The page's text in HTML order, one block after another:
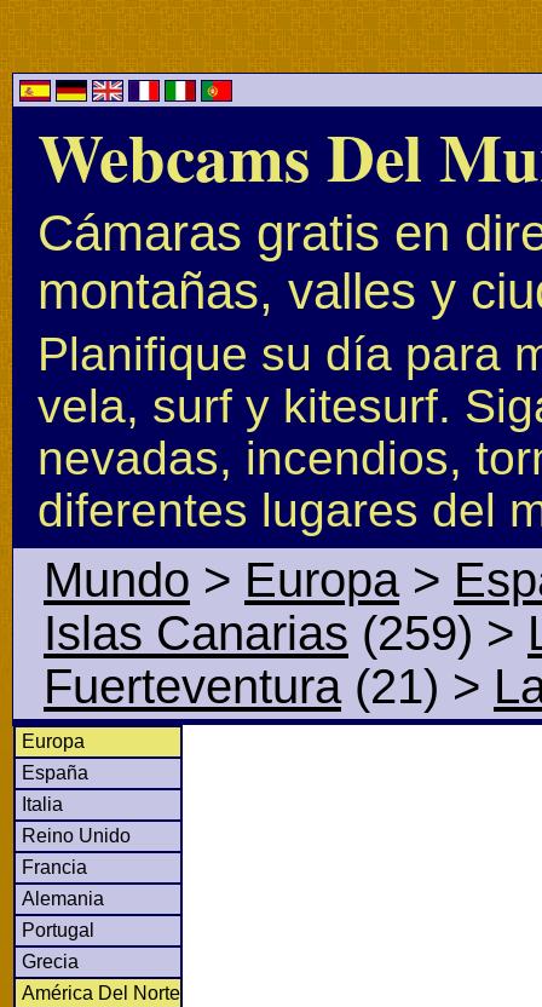
Webcams Del
Cámaras gratis en
montañas, valles y
Planifique su día para
vela, surf y kitesurf.
nevadas, incendios,
diferentes lugares del
Mundo > Europa>
Islas Canarias (259) >
Fuerteventura(21) >
Europa
España
Italia
Reino Unido
Francia
Alemania
Portugal
Grecia
América Del Norte